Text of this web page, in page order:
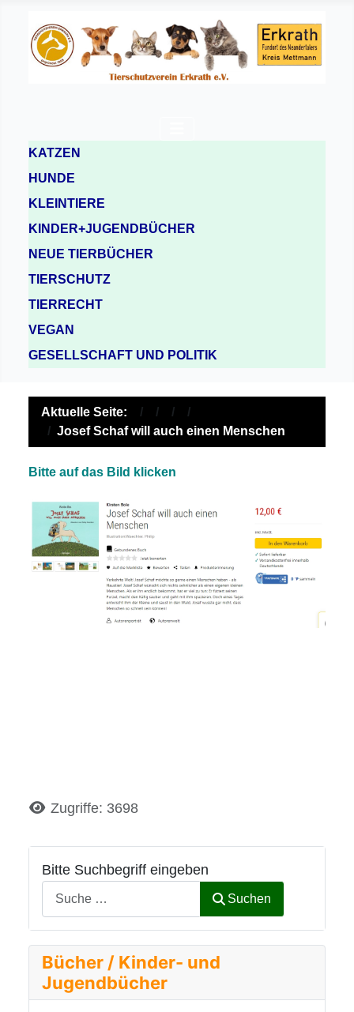
KATZEN
HUNDE
KLEINTIERE
KINDER+JUGENDBÜCHER
NEUE TIERBÜCHER
TIERSCHUTZ
TIERRECHT
VEGAN
GESELLSCHAFT UND POLITIK
Bitte Suchbegriff eingeben
Suchen
Bücher / Kinder- und
Jugendbücher
Aktuelle Seite:
Josef Schaf will auch einen Menschen
Bitte auf das Bild klicken
DetailsZugriffe: 3698